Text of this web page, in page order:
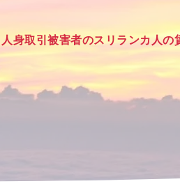
人身取引被害者のスリランカ人の